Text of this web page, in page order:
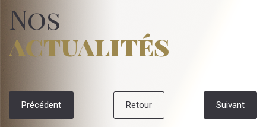
Nos
actualités
Précédent Retour Suivant